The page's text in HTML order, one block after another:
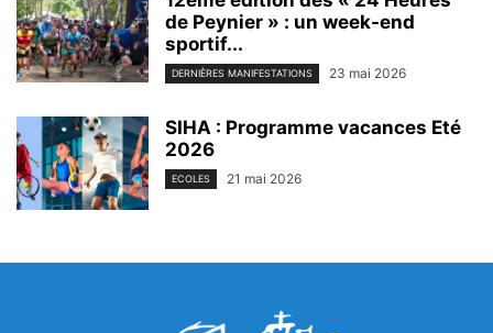
de Peynier » : un week-end
sportif...
DERNIÈRES MANIFESTATIONS 23 mai 2026
SIHA : Programme vacances Eté
2026
ECOLES 21 mai 2026